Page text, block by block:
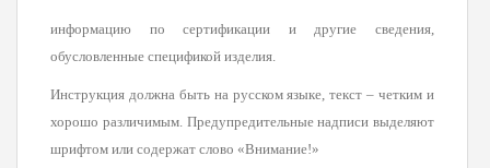
информацию по сертификации и другие сведения,
обусловленные спецификой изделия.
Инструкция должна быть на русском языке, текст – четким и
хорошо различимым. Предупредительные надписи выделяют
шрифтом или содержат слово «Внимание!»